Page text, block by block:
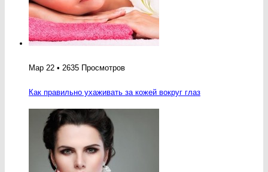
Мар 22 • 2635 Просмотров
Как правильно ухаживать за кожей вокруг глаз